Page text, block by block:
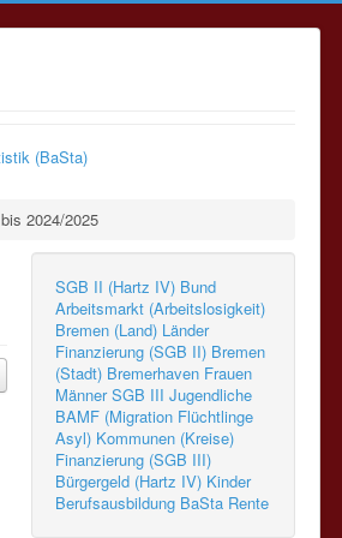
(BaSta)
2024/2025
SGB II (Hartz IV) Bund
Arbeitsmarkt (Arbeitslosigkeit)
Bremen (Land) Länder
Finanzierung (SGB II) Bremen
(Stadt) Bremerhaven Frauen
Männer SGB III Jugendliche
BAMF (Migration Flüchtlinge
Asyl) Kommunen (Kreise)
Finanzierung (SGB III)
Bürgergeld (Hartz IV) Kinder
Berufsausbildung BaSta Rente